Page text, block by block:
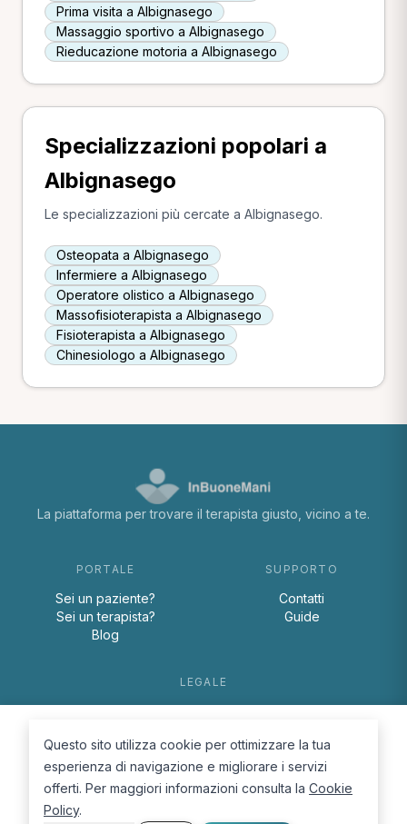
Prima visita a Albignasego
Massaggio sportivo a Albignasego
Rieducazione motoria a Albignasego
Specializzazioni popolari a
Albignasego
Le specializzazioni più cercate a Albignasego.
Osteopata a Albignasego
Infermiere a Albignasego
Operatore olistico a Albignasego
Massofisioterapista a Albignasego
Fisioterapista a Albignasego
Chinesiologo a Albignasego
La piattaforma per trovare il terapista giusto, vicino a te.
PORTALE
Sei un paziente?
Sei un terapista?
Blog
SUPPORTO
Contatti
Guide
LEGALE
Cookie Policy
Questo sito utilizza cookie per ottimizzare la tua
esperienza di navigazione e migliorare i servizi
offerti. Per maggiori informazioni consulta la Cookie
Policy.